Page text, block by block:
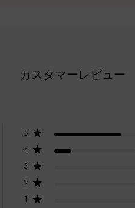
カスタマーレビュー
5
4
3
2
1